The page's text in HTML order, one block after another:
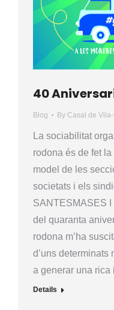
40
Blog By Casal de
La sociabilitat
rodona és de fet
model de les
societats i els
SANTESMASES
del quaranta
rodona m’ha
d’uns
a generar una
Details